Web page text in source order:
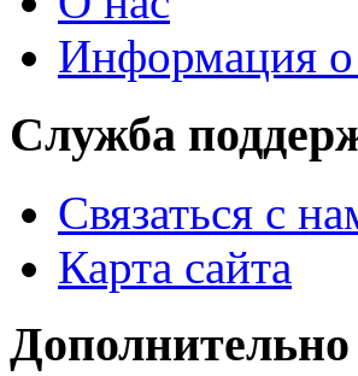
Информация о
Служба
Связаться с
Карта сайта
Дополнительно